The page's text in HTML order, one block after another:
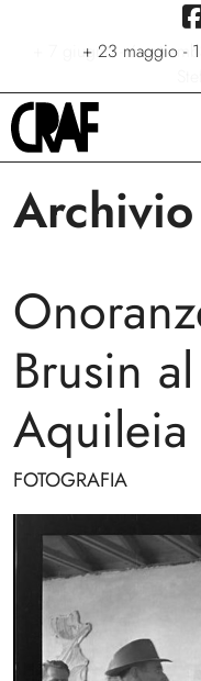
7 giugno - 6
+ 23 maggio -
+ 24/04/2026
Brusin
Aquileia
FOTOGRAFIA